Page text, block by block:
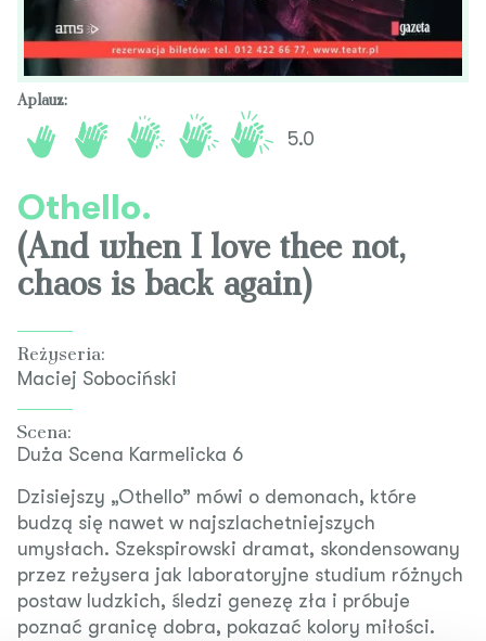
Aplauz:
5.0
Othello.
(And when I love thee not,
chaos is back again)
Reżyseria:
Maciej Sobociński
Scena:
Duża Scena Karmelicka 6
Dzisiejszy „Othello” mówi o demonach, które
budzą się nawet w najszlachetniejszych
umysłach. Szekspirowski dramat, skondensowany
przez reżysera jak laboratoryjne studium różnych
postaw ludzkich, śledzi genezę zła i próbuje
poznać granicę dobra, pokazać kolory miłości.